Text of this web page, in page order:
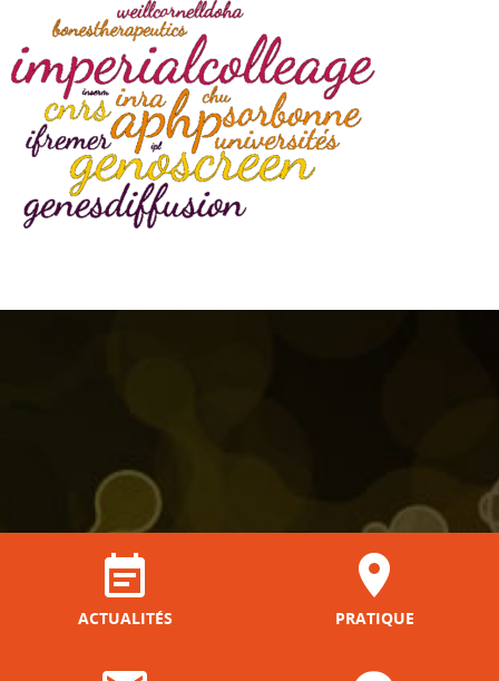
ACTUALITÉS PRATIQUE